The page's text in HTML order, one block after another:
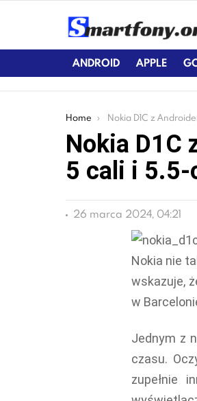
ANDROID APPLE
You are here:
Home Nokia D1C z Androidem w dwóch
Nokia D1C
5 cali i 5.5-
26 marca 2024, 04:21
Nokia nie
wskazuje,
w
Jednym z
czasu.
zupełnie